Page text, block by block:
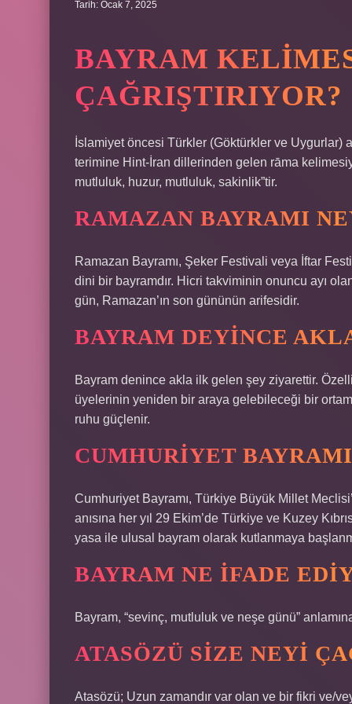
Tarih: Ocak 7, 2025
BAYRAM
ÇAĞRIŞTIRIYOR?
İslamiyet öncesi Türkler (Göktürkler ve Uygurlar)
terimine Hint-İran dillerinden gelen rāma
mutluluk, huzur, mutluluk, sakinlik”tir.
RAMAZAN BAYRAMI
Ramazan Bayramı, Şeker Festivali veya İftar
dini bir bayramdır. Hicri takviminin onuncu ayı
gün, Ramazan’ın son gününün arifesidir.
BAYRAM DEYINCE
Bayram denince akla ilk gelen şey ziyarettir.
üyelerinin yeniden bir araya gelebileceği bir
ruhu güçlenir.
CUMHURIYET
Cumhuriyet Bayramı, Türkiye Büyük Millet
anısına her yıl 29 Ekim’de Türkiye ve Kuzey
yasa ile ulusal bayram olarak kutlanmaya
BAYRAM NE IFADE
Bayram, “sevinç, mutluluk ve neşe günü”
ATASÖZÜ SIZE NEYI
Atasözü; Uzun zamandır var olan ve bir fikri ve/